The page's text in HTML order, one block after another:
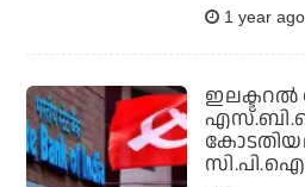
1 year ago